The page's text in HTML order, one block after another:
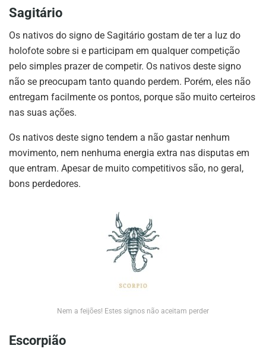
Sagitário
Os nativos do signo de Sagitário gostam de ter a luz do
holofote sobre si e participam em qualquer competição
pelo simples prazer de competir. Os nativos deste signo
não se preocupam tanto quando perdem. Porém, eles não
entregam facilmente os pontos, porque são muito certeiros
nas suas ações.
Os nativos deste signo tendem a não gastar nenhum
movimento, nem nenhuma energia extra nas disputas em
que entram. Apesar de muito competitivos são, no geral,
bons perdedores.
Nem a feijões! Estes signos não aceitam perder
Escorpião